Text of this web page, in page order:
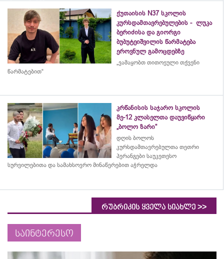
ქუთაისის N37 სკოლის
კურსდამთავრებულების - ლუკა
ბერიძისა და გიორგი
ბუბუტეიშვილის წარმატება
ეროვნულ გამოცდებზე
„ვამაყობთ თითოეული თქვენი
წარმატებით“
კრწანისის საჯარო სკოლის
მე-12 კლასელთა დაუვიწყარი
„ბოლო ზარი“
დღის ბოლოს
კურსდამთავრებულთა თეთრი
პერანგები საუკეთესო
სურვილებითა და სამახსოვრო მინაწერებით აჭრელდა
რუბრიკის ყველა სიახლე >>
საინტერესო